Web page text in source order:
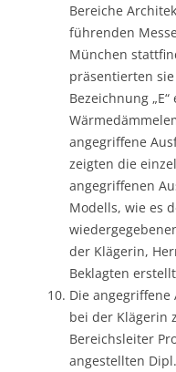
Bereiche
führenden
München
präsentierten
Bezeichnung
angegriffene
zeigten die
angegriffenen
Modells, wie es
der Klägerin,
Beklagten
Die
bei der Klägerin
Bereichsleiter
angestellten